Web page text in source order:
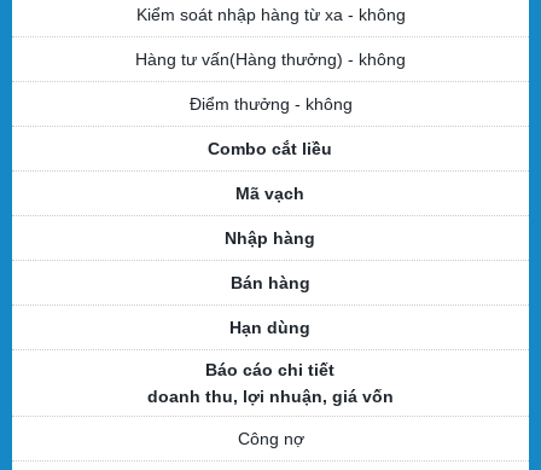
Kiểm soát nhập hàng từ xa - không
Hàng tư vấn(Hàng thưởng) - không
Điểm thưởng - không
Combo cắt liều
Mã vạch
Nhập hàng
Bán hàng
Hạn dùng
Báo cáo chi tiết
doanh thu, lợi nhuận, giá vốn
Công nợ